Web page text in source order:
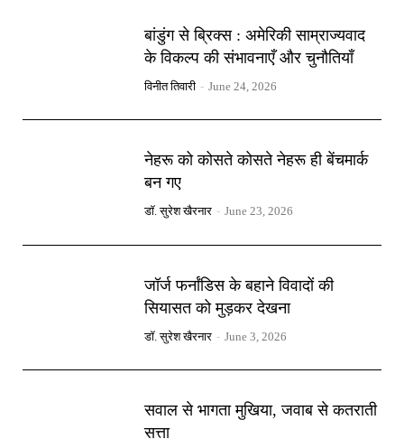
बांडुंग से ब्रिक्स : अमेरिकी साम्राज्यवाद
के विकल्प की संभावनाएँ और चुनौतियाँ
विनीत तिवारी - June 24, 2026
नेहरू को कोसते कोसते नेहरू ही बेंचमार्क
बन गए
डॉ. सुरेश खैरनार - June 23, 2026
जॉर्ज फर्नांडिस के बहाने विवादों की
सियासत को मुड़कर देखना
डॉ. सुरेश खैरनार - June 3, 2026
सवाल से भागता मुखिया, जवाब से कतराती
सत्ता